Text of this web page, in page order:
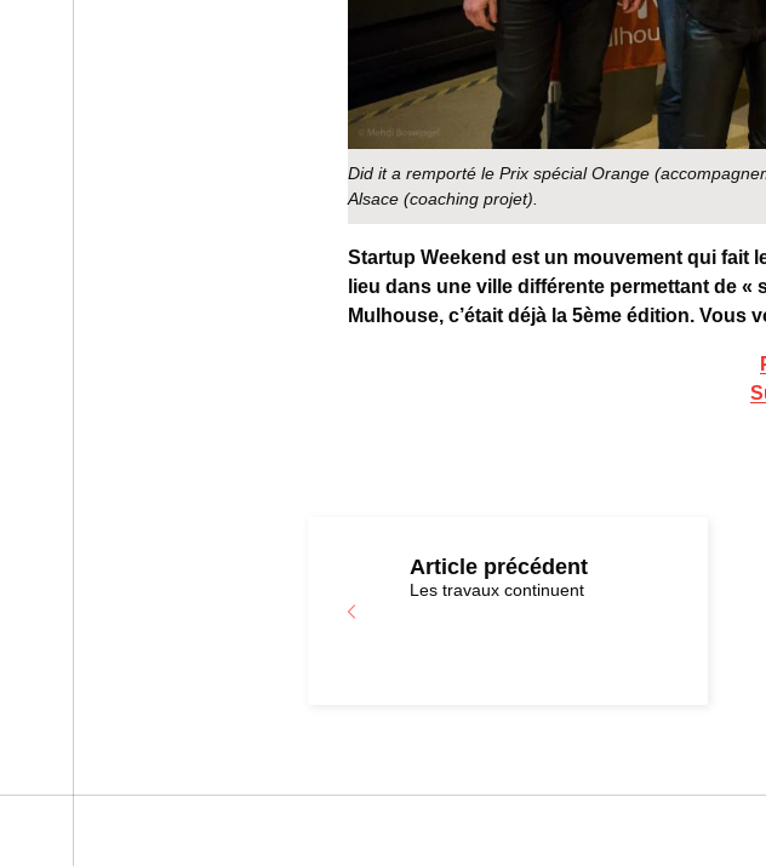
Did it a remporté le Prix spécial Orange
Alsace (coaching projet).
Startup Weekend est un mouvement qui fait
lieu dans une ville différente permettant de «
Mulhouse, c’était déjà la 5ème édition. Vous
Article précédent
Les travaux continuent